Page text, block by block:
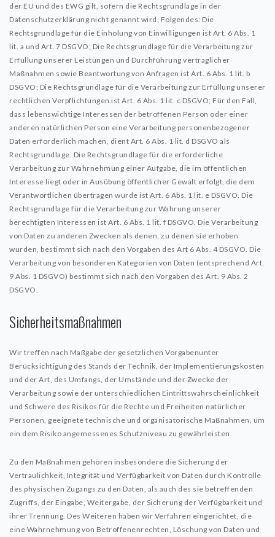
der EU und des EWG gilt, sofern die Rechtsgrundlage in der
Datenschutzerklärung nicht genannt wird, Folgendes: Die
Rechtsgrundlage für die Einholung von Einwilligungen ist Art. 6 Abs. 1
lit. a und Art. 7 DSGVO; Die Rechtsgrundlage für die Verarbeitung zur
Erfüllung unserer Leistungen und Durchführung vertraglicher
Maßnahmen sowie Beantwortung von Anfragen ist Art. 6 Abs. 1 lit. b
DSGVO; Die Rechtsgrundlage für die Verarbeitung zur Erfüllung unserer
rechtlichen Verpflichtungen ist Art. 6 Abs. 1 lit. c DSGVO; Für den Fall,
dass lebenswichtige Interessen der betroffenen Person oder einer
anderen natürlichen Person eine Verarbeitung personenbezogener
Daten erforderlich machen, dient Art. 6 Abs. 1 lit. d DSGVO als
Rechtsgrundlage. Die Rechtsgrundlage für die erforderliche
Verarbeitung zur Wahrnehmung einer Aufgabe, die im öffentlichen
Interesse liegt oder in Ausübung öffentlicher Gewalt erfolgt, die dem
Verantwortlichen übertragen wurde ist Art. 6 Abs. 1 lit. e DSGVO. Die
Rechtsgrundlage für die Verarbeitung zur Wahrung unserer
berechtigten Interessen ist Art. 6 Abs. 1 lit. f DSGVO. Die Verarbeitung
von Daten zu anderen Zwecken als denen, zu denen sie erhoben
wurden, bestimmt sich nach den Vorgaben des Art 6 Abs. 4 DSGVO. Die
Verarbeitung von besonderen Kategorien von Daten (entsprechend Art.
9 Abs. 1 DSGVO) bestimmt sich nach den Vorgaben des Art. 9 Abs. 2
DSGVO.
Sicherheitsmaßnahmen
Wir treffen nach Maßgabe der gesetzlichen Vorgabenunter
Berücksichtigung des Stands der Technik, der Implementierungskosten
und der Art, des Umfangs, der Umstände und der Zwecke der
Verarbeitung sowie der unterschiedlichen Eintrittswahrscheinlichkeit
und Schwere des Risikos für die Rechte und Freiheiten natürlicher
Personen, geeignete technische und organisatorische Maßnahmen, um
ein dem Risiko angemessenes Schutzniveau zu gewährleisten.
Zu den Maßnahmen gehören insbesondere die Sicherung der
Vertraulichkeit, Integrität und Verfügbarkeit von Daten durch Kontrolle
des physischen Zugangs zu den Daten, als auch des sie betreffenden
Zugriffs, der Eingabe, Weitergabe, der Sicherung der Verfügbarkeit und
ihrer Trennung. Des Weiteren haben wir Verfahren eingerichtet, die
eine Wahrnehmung von Betroffenenrechten, Löschung von Daten und